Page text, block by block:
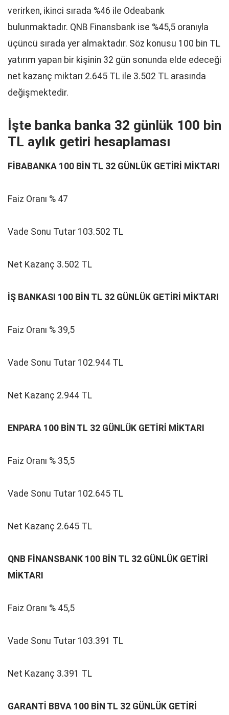
verirken, ikinci sırada %46 ile Odeabank
bulunmaktadır. QNB Finansbank ise %45,5 oranıyla
üçüncü sırada yer almaktadır. Söz konusu 100 bin TL
yatırım yapan bir kişinin 32 gün sonunda elde edeceği
net kazanç miktarı 2.645 TL ile 3.502 TL arasında
değişmektedir.
İşte banka banka 32 günlük 100 bin
TL aylık getiri hesaplaması
FİBABANKA 100 BİN TL 32 GÜNLÜK GETİRİ MİKTARI
Faiz Oranı % 47
Vade Sonu Tutar 103.502 TL
Net Kazanç 3.502 TL
İŞ BANKASI 100 BİN TL 32 GÜNLÜK GETİRİ MİKTARI
Faiz Oranı % 39,5
Vade Sonu Tutar 102.944 TL
Net Kazanç 2.944 TL
ENPARA 100 BİN TL 32 GÜNLÜK GETİRİ MİKTARI
Faiz Oranı % 35,5
Vade Sonu Tutar 102.645 TL
Net Kazanç 2.645 TL
QNB FİNANSBANK 100 BİN TL 32 GÜNLÜK GETİRİ
MİKTARI
Faiz Oranı % 45,5
Vade Sonu Tutar 103.391 TL
Net Kazanç 3.391 TL
GARANTİ BBVA 100 BİN TL 32 GÜNLÜK GETİRİ